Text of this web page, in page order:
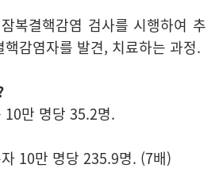
복결핵감염 검사를 시행하여 추
감염자를 발견, 치료하는 과정.
10만 명당 35.2명.
10만 명당 235.9명. (7배)